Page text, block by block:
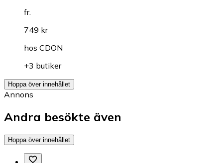
fr.
749 kr
hos CDON
+3 butiker
Hoppa över innehållet
Annons
Andra besökte även
Hoppa över innehållet